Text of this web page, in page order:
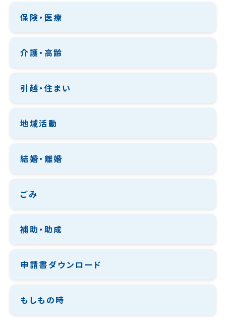
保険・医療
介護・高齢
引越・住まい
地域活動
結婚・離婚
ごみ
補助・助成
申請書ダウンロード
もしもの時